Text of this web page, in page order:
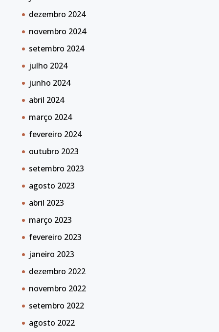
dezembro 2024
novembro 2024
setembro 2024
julho 2024
junho 2024
abril 2024
março 2024
fevereiro 2024
outubro 2023
setembro 2023
agosto 2023
abril 2023
março 2023
fevereiro 2023
janeiro 2023
dezembro 2022
novembro 2022
setembro 2022
agosto 2022